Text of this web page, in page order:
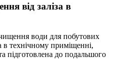
від заліза в
води для побутових
в технічному приміщенні,
підготовлена до подальшого